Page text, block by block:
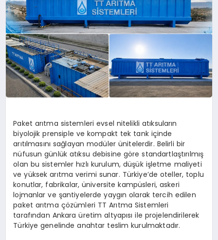
Paket arıtma sistemleri evsel nitelikli atıksuların
biyolojik prensiple ve kompakt tek tank içinde
arıtılmasını sağlayan modüler ünitelerdir. Belirli bir
nüfusun günlük atıksu debisine göre standartlaştırılmış
olan bu sistemler hızlı kurulum, düşük işletme maliyeti
ve yüksek arıtma verimi sunar. Türkiye’de oteller, toplu
konutlar, fabrikalar, üniversite kampüsleri, askeri
lojmanlar ve şantiyelerde yaygın olarak tercih edilen
paket arıtma çözümleri TT Arıtma Sistemleri
tarafından Ankara üretim altyapısı ile projelendirilerek
Türkiye genelinde anahtar teslim kurulmaktadır.